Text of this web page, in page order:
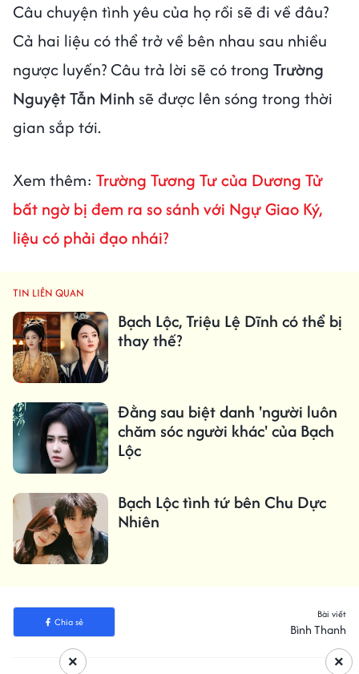
Câu chuyện tình yêu của họ rồi sẽ đi về đâu?
Cả hai liệu có thể trở về bên nhau sau nhiều
ngược luyến? Câu trả lời sẽ có trong Trường
Nguyệt Tẫn Minh sẽ được lên sóng trong thời
gian sắp tới.
Xem thêm: Trường Tương Tư của Dương Tử
bất ngờ bị đem ra so sánh với Ngự Giao Ký,
liệu có phải đạo nhái?
TIN LIÊN QUAN
Bạch Lộc, Triệu Lệ Dĩnh có thể bị
thay thế?
Đằng sau biệt danh 'người luôn
chăm sóc người khác' của Bạch
Lộc
Bạch Lộc tình tứ bên Chu Dực
Nhiên
Chia sẻ
Bài viết
Bình Thanh
×
×